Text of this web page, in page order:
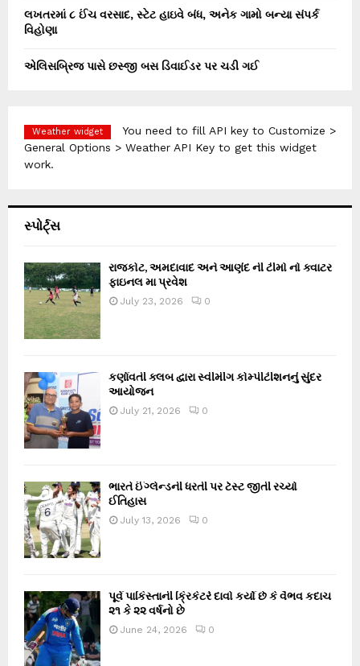
લખતરમાં ૮ ઈંચ વરસાદ, સ્ટેટ હાઇવે બંધ, અનેક ગામો બન્યા સંપર્ક
વિહોણા
એલિસબ્રિજ પાસે છસ્જી બસ ડિવાઈડર પર ચડી ગઈ
Weather widget
You need to fill API key to Customize >
General Options > Weather API Key to get this widget
work.
સ્પોર્ટ્સ
રાજકોટ, અમદાવાદ અને આણંદ ની ટીમો નો ક્વાટર
ફાઇનલ મા પ્રવેશ
July 23, 2026 0
કર્ણાવતી ક્લબ દ્વારા સ્વીમીંગ કોમ્પીટીશનનું સુંદર
આયોજન
July 21, 2026 0
ભારતે ઈંગ્લેન્ડની ધરતી પર ટેસ્ટ જીતી રચ્યો
ઈતિહાસ
July 13, 2026 0
પૂર્વ પાકિસ્તાની ક્રિકેટરે દાવો કર્યો છે કે વૈભવ કદાચ
૨૧ કે ૨૨ વર્ષનો છે
June 24, 2026 0